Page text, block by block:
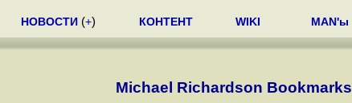
НОВОСТИ (+) КОНТЕНТ WIKI MAN'ы
Michael Richardson Bookmarks